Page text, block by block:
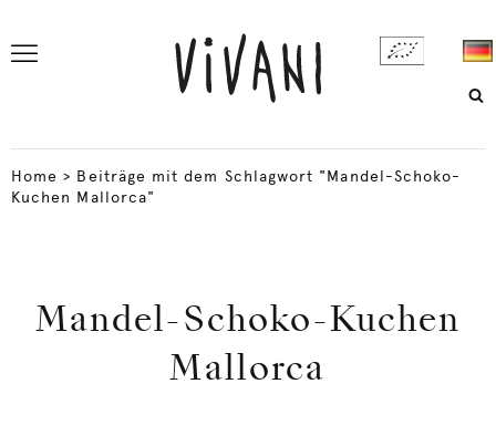
Home > Beiträge mit dem Schlagwort "Mandel-Schoko-
Kuchen Mallorca"
Mandel-Schoko-Kuchen
Mallorca